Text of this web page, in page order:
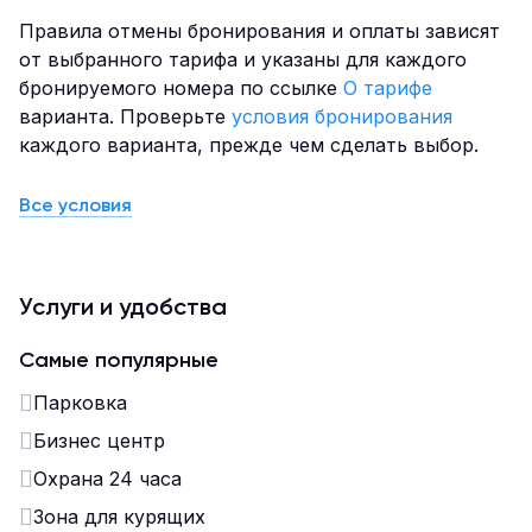
Правила отмены бронирования и оплаты зависят
от выбранного тарифа и указаны для каждого
бронируемого номера по ссылке О тарифе
варианта. Проверьте условия бронирования
каждого варианта, прежде чем сделать выбор.
Все условия
Услуги и удобства
Самые популярные
Парковка
Бизнес центр
Охрана 24 часа
Зона для курящих